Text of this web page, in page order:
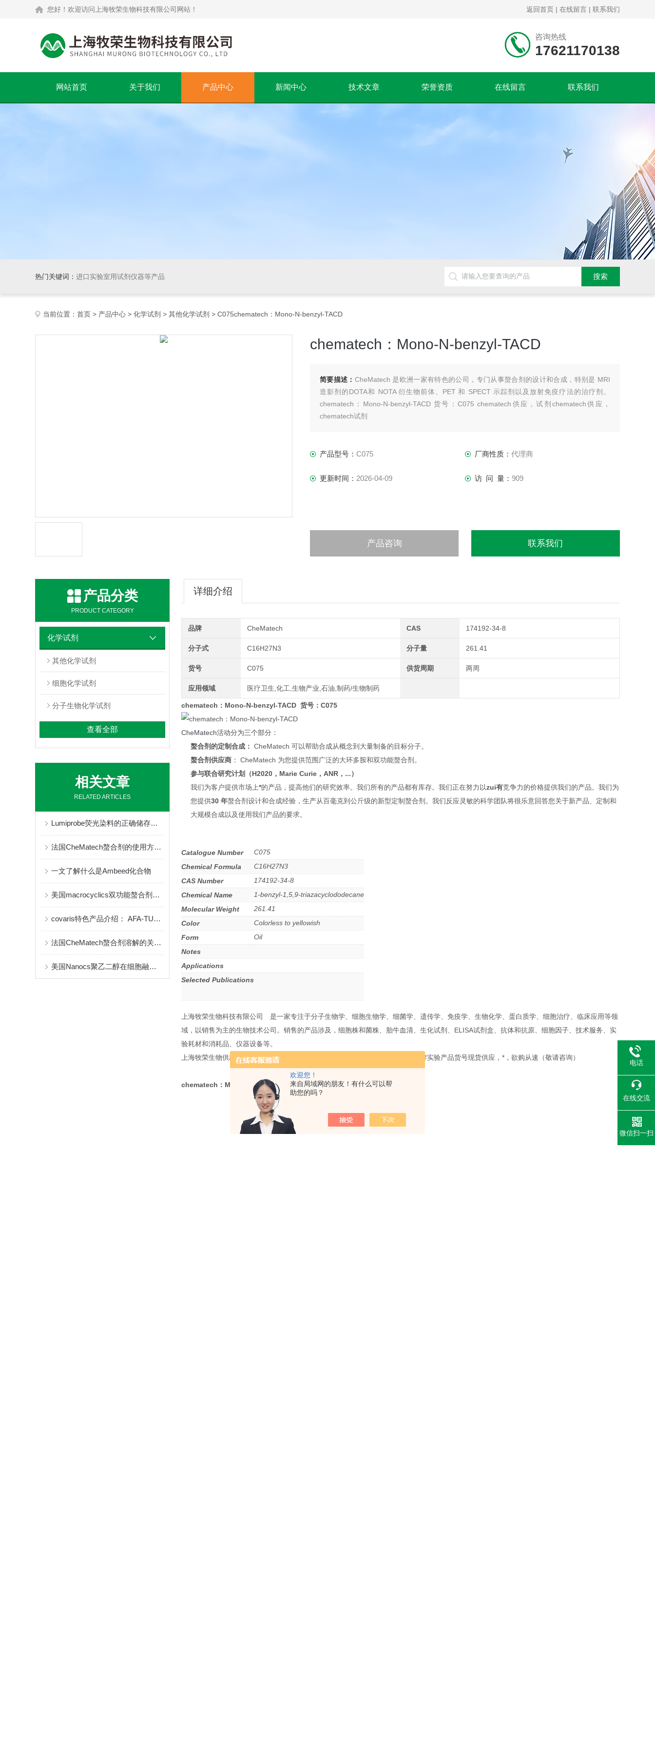
欢迎您！
来自局域网的朋友！有什么可以帮
助您的吗？
您好！欢迎访问上海牧荣生物科技有限公司网站！ 返回首页 | 在线留言 | 联系我们
咨询热线
17621170138
网站首页 关于我们 产品中心 新闻中心 技术文章 荣誉资质 在线留言 联系我们
热门关键词： 进口实验室用试剂仪器等产品
当前位置： 首页 > 产品中心 > 化学试剂 > 其他化学试剂 > C075chematech：Mono-N-benzyl-TACD
chematech：Mono-N-benzyl-TACD
简要描述： CheMatech 是欧洲一家有特色的公司，专门从事螯合剂的设计和合成，特别是 MRI
造影剂的DOTA和 NOTA 衍生物前体、PET 和 SPECT 示踪剂以及放射免疫疗法的治疗剂。
chematech：Mono-N-benzyl-TACD 货号：C075 chematech供应，试剂chematech供应，
chematech试剂
产品型号： C075 厂商性质： 代理商
更新时间： 2026-04-09 访 问 量： 909
产品咨询 联系我们
产品分类
PRODUCT CATEGORY
化学试剂
其他化学试剂
细胞化学试剂
分子生物化学试剂
查看全部
相关文章
RELATED ARTICLES
Lumiprobe荧光染料的正确储存与保管
法国CheMatech螯合剂的使用方法很简单
一文了解什么是Ambeed化合物
美国macrocyclics双功能螯合剂的包装、贮存和使用事项
covaris特色产品介绍： AFA-TUBE ®超声管
法国CheMatech螯合剂溶解的关键注意事项
美国Nanocs聚乙二醇在细胞融合中的优点
详细介绍
品牌 CheMatech CAS 174192-34-8
分子式 C16H27N3 分子量 261.41
货号 C075 供货周期 两周
应用领域 医疗卫生,化工,生物产业,石油,制药/生物制药
chematech：Mono-N-benzyl-TACD 货号：C075
CheMatech活动分为三个部分：
螯合剂的定制合成： CheMatech 可以帮助合成从概念到大量制备的目标分子。
螯合剂供应商：
CheMatech 为您提供范围广泛的大环多胺和双功能螯合剂。
参与联合研究计划（H2020，Marie Curie，ANR，...）
我们为客户提供市场上*的产品，提高他们的研究效率。 我们所有的产品都有库存。 我们正在努力以zui有竞争力的价格提供我们的产品。 我们为
您提供30 年螯合剂设计和合成经验，生产从百毫克到公斤级的新型定制螯合剂。 我们反应灵敏的科学团队将很乐意回答您关于新产品、定制和
大规模合成以及使用我们产品的要求。
Catalogue Number
C075
Chemical Formula
C16H27N3
CAS Number
174192-34-8
Chemical Name
1-benzyl-1,5,9-triazacyclododecane
Molecular Weight
261.41
Color
Colorless to yellowish
Form
Oil
Notes
Applications
Selected Publications
上海牧荣生物科技有限公司 是一家专注于分子生物学、细胞生物学、细菌学、遗传学、免疫学、生物化学、蛋白质学、细胞治疗、临床应用等领
域，以销售为主的生物技术公司。销售的产品涉及，细胞株和菌株、胎牛血清、生化试剂、ELISA试剂盒、抗体和抗原、细胞因子、技术服务、实
验耗材和消耗品、仪器设备等。
上海牧荣生物供应chematech产品，上海牧荣生物科技有限公司专业代理进口品牌实验产品货号现货供应，*，欲购从速（敬请咨询）
chematech：Mono-N-benzyl-TACD货号：C075
电话
在线交流
微信扫一扫